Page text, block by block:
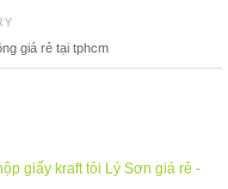
giá rẻ tại tphcm